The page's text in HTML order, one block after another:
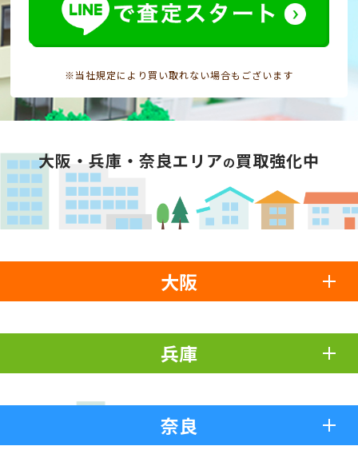
※当社規定により買い取れない場合もございます
大阪・兵庫・奈良エリアの買取強化中
大阪
兵庫
奈良